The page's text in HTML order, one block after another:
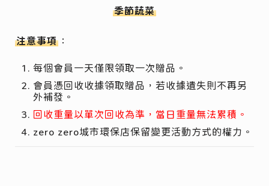
季節蔬菜
注意事項 ：
每個會員一天僅限領取一次贈品。
會員憑回收收據領取贈品，若收據遺失則不再另
外補發。
回收重量以單次回收為準，當日重量無法累積。
zero zero城市環保店保留變更活動方式的權力。